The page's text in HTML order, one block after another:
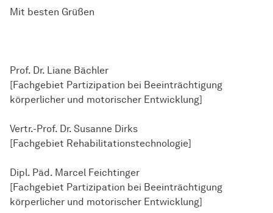
Mit besten Grüßen
Prof. Dr. Liane Bächler
[Fachgebiet Partizipation bei Beeinträchtigung
körperlicher und motorischer Entwicklung]
Vertr.-Prof. Dr. Susanne Dirks
[Fachgebiet Reha­bilitations­technologie]
Dipl. Päd. Marcel Feichtinger
[Fachgebiet Partizipation bei Beeinträchtigung
körperlicher und motorischer Entwicklung]